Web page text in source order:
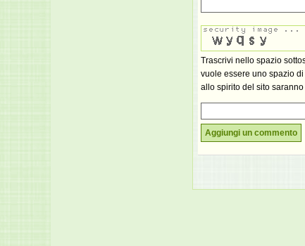
Trascrivi nello spazio
vuole essere uno spazio
allo spirito del sito
Aggiungi un commento